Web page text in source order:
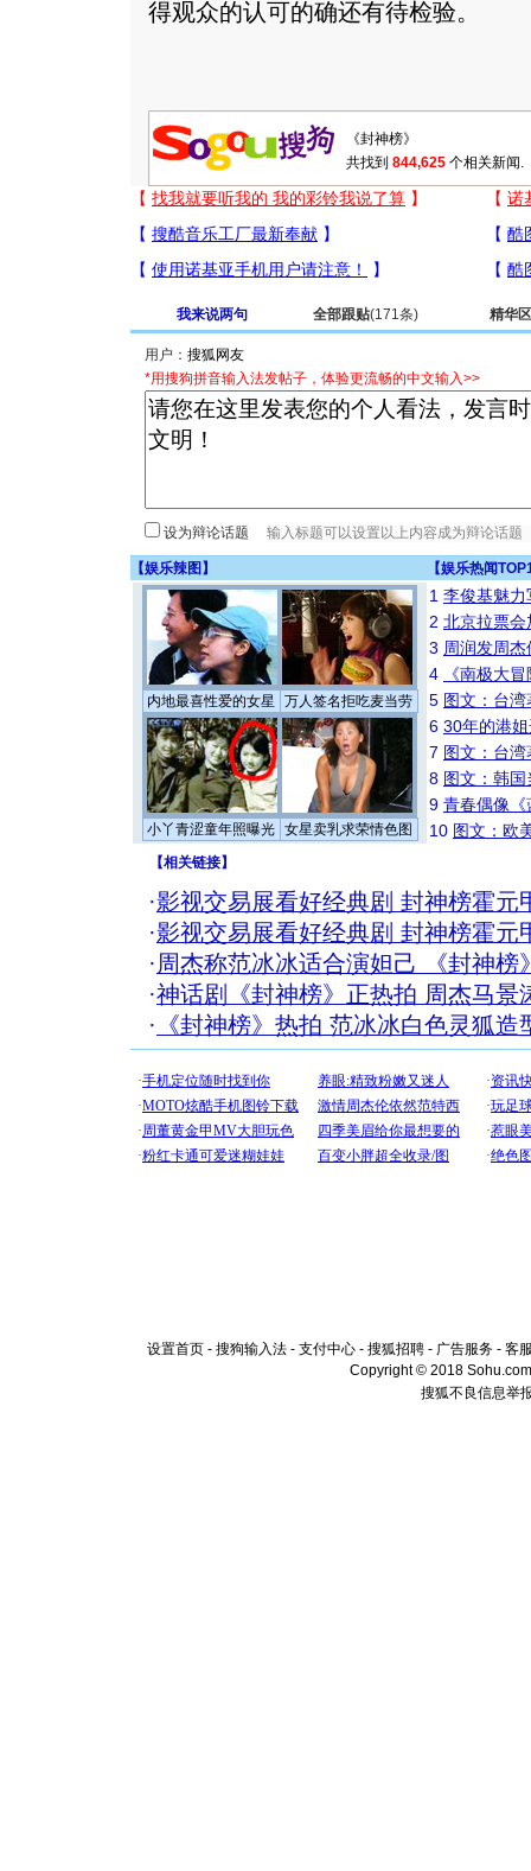
得观众的认可的确还有待检验。
共找到 844,625 个相关新闻.
我来说两句 全部跟贴(171条) 精华区
用户：
*用搜狗拼音输入法发帖子，体验更流畅的中文输入>>
设为辩论话题
【娱乐辣图 】 【娱乐热闻
内地最喜性爱的女星 万人签名拒吃麦当劳
小丫青涩童年照曝光 女星卖乳求荣情色图
1 李俊基魅力
2 北京拉票
3 周润发周
4
《南极大
5 图文：台
6 30年的港
7 图文：台
8 图文：韩
9 青春偶像《
10 图文：欧
【相关链接】
·影视交易展看好经典剧 封神榜霍元
·影视交易展看好经典剧 封神榜霍元
·周杰称范冰冰适合演妲己 《封神榜
·神话剧《封神榜》正热拍 周杰马景
· 《封神榜》热拍 范冰冰白色灵狐造
设置首页 - 搜狗输入法 - 支付中心 - 搜狐招聘 - 广告服务 - 客
Copyright © 2018
搜狐不良信息举